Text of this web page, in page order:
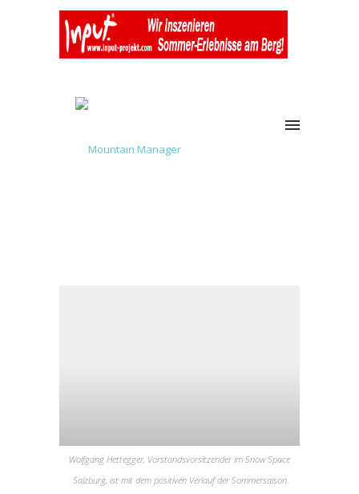
Wolfgang Hettegger, Vorstandsvorsitzender im Snow Space
Salzburg, ist mit dem positiven Verlauf der Sommersaison